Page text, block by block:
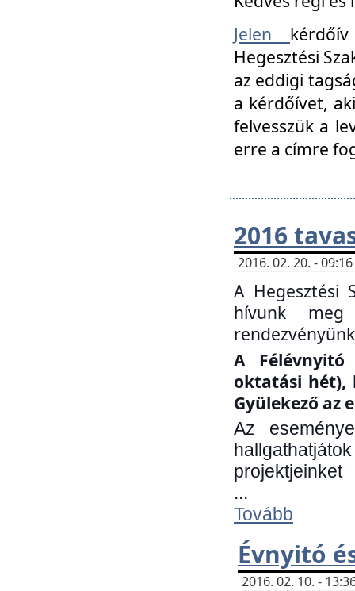
Jelen
Hegesztési
az eddigi
a kérdőívet,
felvesszük a
erre a címre
2016
2016. 02. 20. -
A Hegesztési
hívunk
A
oktatási hét),
Gyülekező az
Az
projektjeinket
...
Tovább
Évnyitó
2016. 02. 10. -